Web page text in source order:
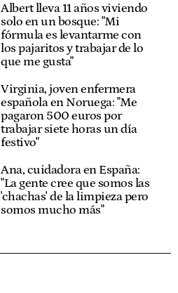
Albert lleva 11 años viviendo
solo en un bosque: "Mi
fórmula es levantarme con
los pajaritos y trabajar de lo
que me gusta"
Virginia, joven enfermera
española en Noruega: "Me
pagaron 500 euros por
trabajar siete horas un día
festivo"
Ana, cuidadora en España:
"La gente cree que somos las
'chachas' de la limpieza pero
somos mucho más"